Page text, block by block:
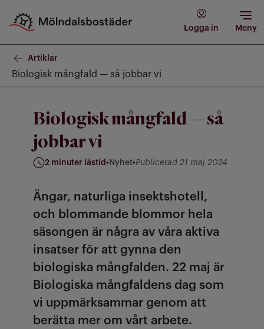
Logga in Meny
Artiklar
Biologisk mångfald — så jobbar vi
Biologisk mångfald — så
jobbar vi
2 minuter lästid • Nyhet•
Kategori: Nyhet
Publicerad 21 maj 2024
Ängar, naturliga insektshotell,
och blommande blommor hela
säsongen är några av våra aktiva
insatser för att gynna den
biologiska mångfalden. 22 maj är
Biologiska mångfaldens dag som
vi uppmärksammar genom att
berätta mer om vårt arbete.